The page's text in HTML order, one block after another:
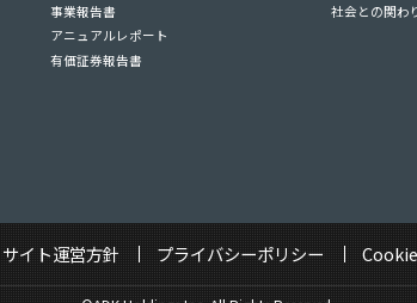
事業報告書
アニュアルレポート
有価証券報告書
社会との関わ
サイト運営方針 プライバシーポリシー